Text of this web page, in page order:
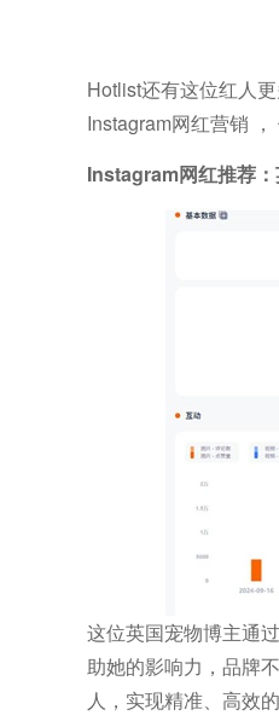
Hotlist还有这位红人
Instagram网红营销
Instagram网红推荐
这位英国宠物博主通
助她的影响力，品牌
人，实现精准、高效